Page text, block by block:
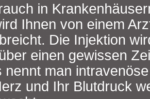
in
Ihnen von einem
Die Injektion
einen gewissen
nennt man
und Ihr Blutdruck